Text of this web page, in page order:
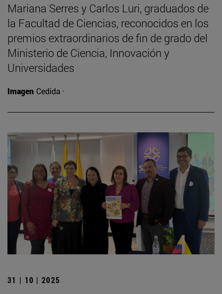
Mariana Serres y Carlos Luri, graduados de
la Facultad de Ciencias, reconocidos en los
premios extraordinarios de fin de grado del
Ministerio de Ciencia, Innovación y
Universidades
Imagen Cedida ·
31 | 10 | 2025